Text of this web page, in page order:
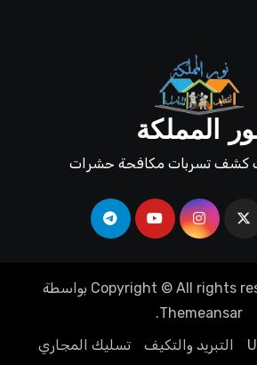
المملكة
كشف تسربات مكافحة حشرات
Copyright © All rights بواسطة
Themeansar
.
التبريد والتكيف تسليك المجاري